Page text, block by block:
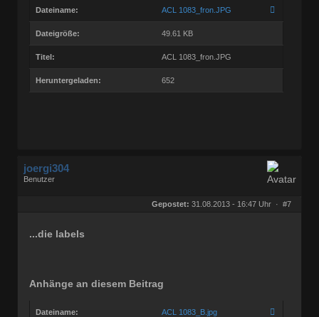
Dateiname: ACL 1083_fron.JPG
Dateigröße: 49.61 KB
Titel: ACL 1083_fron.JPG
Heruntergeladen: 652
joergi304
Benutzer
Gepostet: 31.08.2013 - 16:47 Uhr · #7
...die labels
Anhänge an diesem Beitrag
Dateiname: ACL 1083_B.jpg